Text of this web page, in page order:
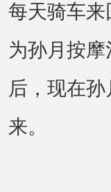
每天骑车
为孙月按
后，现在
来。